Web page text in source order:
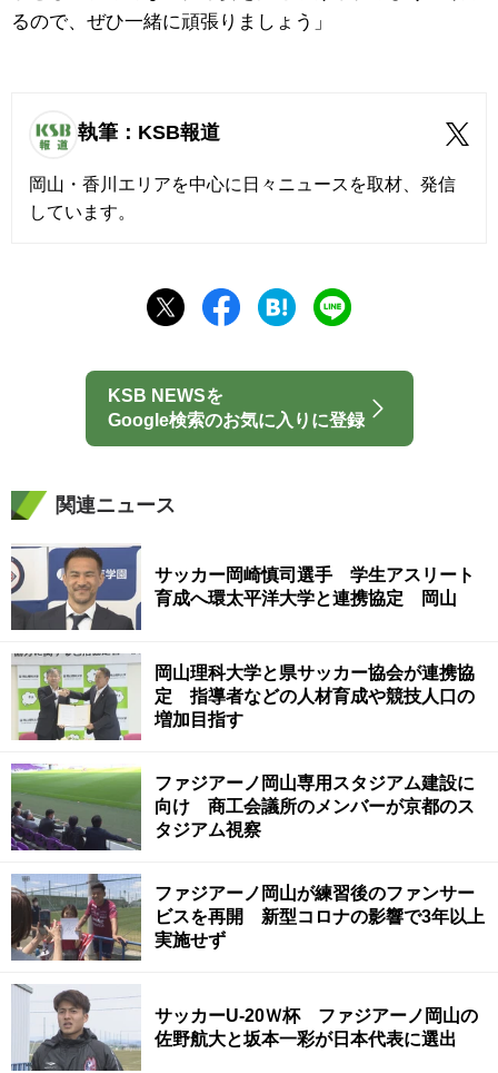
るので、ぜひ一緒に頑張りましょう」
執筆：KSB報道
岡山・香川エリアを中心に日々ニュースを取材、発信
しています。
KSB NEWSを
Google検索のお気に入りに登録
関連ニュース
サッカー岡崎慎司選手 学生アスリート
育成へ環太平洋大学と連携協定 岡山
岡山理科大学と県サッカー協会が連携協
定 指導者などの人材育成や競技人口の
増加目指す
ファジアーノ岡山専用スタジアム建設に
向け 商工会議所のメンバーが京都のス
タジアム視察
ファジアーノ岡山が練習後のファンサー
ビスを再開 新型コロナの影響で3年以上
実施せず
サッカーU-20Ｗ杯 ファジアーノ岡山の
佐野航大と坂本一彩が日本代表に選出